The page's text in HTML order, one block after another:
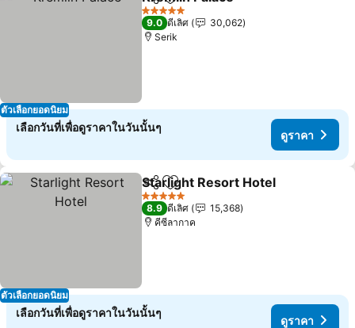
ตัวเลือกยอดนิยม
แชร์ เพิ่มในรายการโปรด
5 ดาว
9.0 ดีเลิศ
30,062
Serik
เลือกวันที่เพื่อดูราคาในวันนั้นๆ
ดูราคา
ตัวเลือกยอดนิยม
แชร์ เพิ่มในรายการโปรด
Starlight Resort Hotel
5 ดาว
8.9 ดีเลิศ
15,368
คีซีลากาค
เลือกวันที่เพื่อดูราคาในวันนั้นๆ
ดูราคา